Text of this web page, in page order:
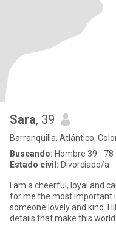
Sara, 39
Barranquilla, Atlántico,
Buscando: Hombre 39 - 78
Estado civil: Divorciado/a
I am a cheerful, loyal and
for me the most important
someone lovely and kind. I
details that make this